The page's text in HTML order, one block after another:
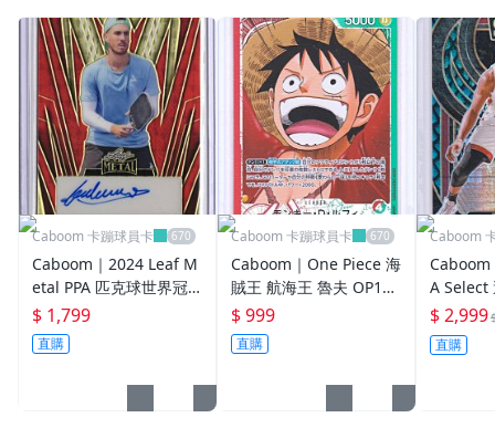
Caboom 卡蹦球員卡
Caboom｜2024 Leaf M
etal PPA 匹克球世界冠
軍 Federico Staksrud
超級亮 1/1 簽名卡
$ 1,799
直購
Caboom 卡蹦球員卡
Caboom｜One Piece 海
賊王 航海王 魯夫 OP13-
001 L 異圖 隊長卡 Lead
er 大頭
$ 999
直購
Caboom
A Select
m
龍紋
$ 2,999
直購